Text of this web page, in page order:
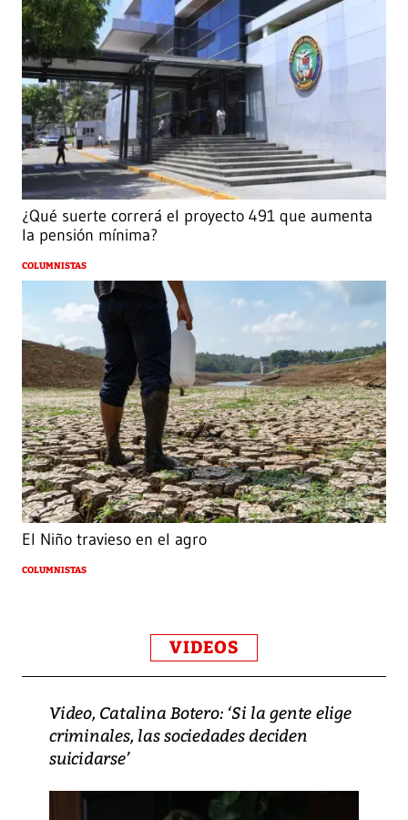
¿Qué suerte correrá el proyecto 491 que aumenta
la pensión mínima?
COLUMNISTAS
El Niño travieso en el agro
COLUMNISTAS
VIDEOS
Video, Catalina Botero: ‘Si la gente elige
criminales, las sociedades deciden
suicidarse’